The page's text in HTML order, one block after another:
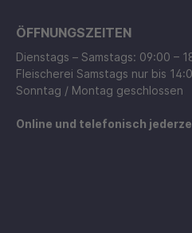
ÖFFNUNGSZEITEN
Dienstags – Samstags: 09:00 –
Fleischerei Samstags nur bis
Sonntag / Montag geschlossen
Online und telefonisch